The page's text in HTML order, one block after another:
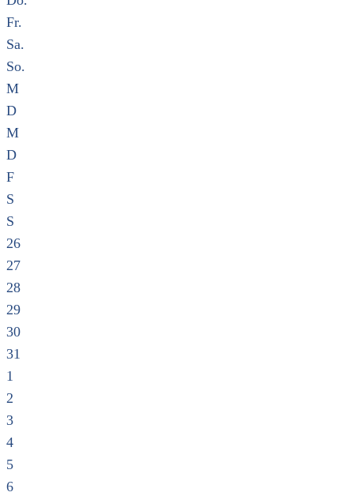
Fr.
Sa.
So.
M
D
M
D
F
S
S
26
27
28
29
30
31
1
2
3
4
5
6